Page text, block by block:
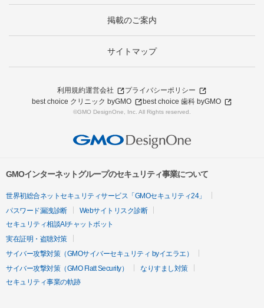
掲載のご案内
サイトマップ
利用規約運営会社
プライバシーポリシー
best choice クリニック byGMO
best choice 歯科 byGMO
©GMO DesignOne, Inc. All Rights reserved.
GMOインターネットグループのセキュリティ事業について
世界初総合ネットセキュリティサービス「GMOセキュリティ24」
パスワード漏洩診断
Webサイトリスク診断
セキュリティ相談AIチャットボット
実在証明・盗聴対策
サイバー攻撃対策（GMOサイバーセキュリティ byイエラエ）
サイバー攻撃対策（GMO Flatt Security）
なりすまし対策
セキュリティ事業の軌跡